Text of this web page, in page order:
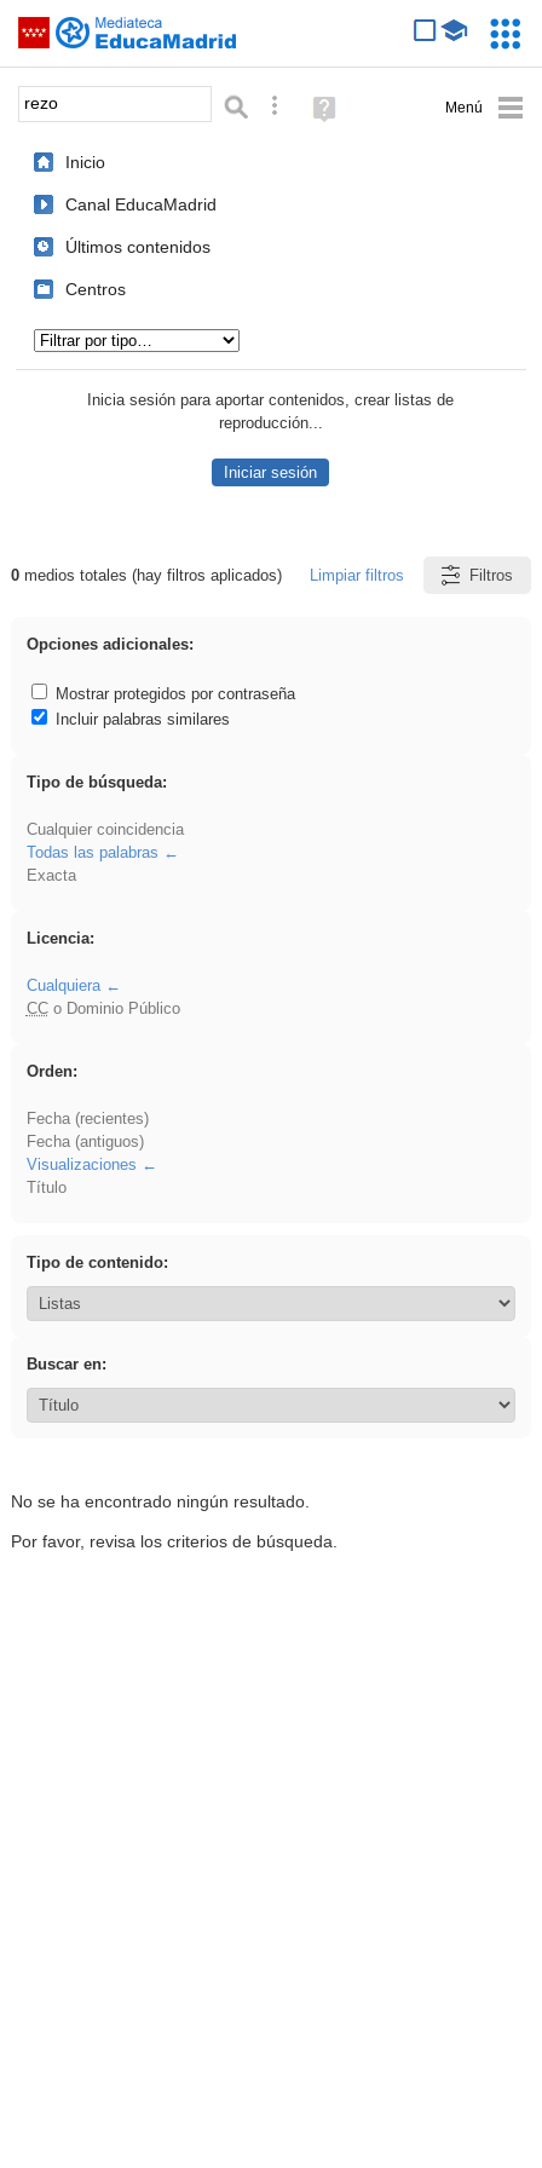
Saltar navegación
Palabra o frase: Búsqueda avanzada
Ayuda
(en
Inicio
Canal EducaMadrid
Últimos contenidos
Centros
Inicia sesión para aportar contenidos, crear listas de
reproducción...
Iniciar sesión
Resultados de: rezo
0medios totales (hay filtros aplicados) Limpiar filtros Filtros
Opciones adicionales:
Mostrar protegidos por contraseña
Incluir palabras similares
Tipo de búsqueda:
Cualquier coincidencia
Todas las palabras
Exacta
Licencia:
Cualquiera
CCo Dominio Público
Orden:
Fecha (recientes)
Fecha (antiguos)
Visualizaciones
Título
Tipo de contenido:
Buscar en:
No se ha encontrado ningún resultado.
Por favor, revisa los criterios de búsqueda.